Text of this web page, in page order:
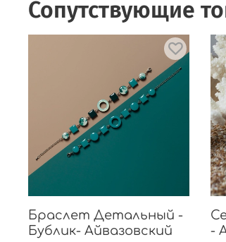
Сопутствующие
Браслет Детальный -
Бублик- Айвазовский
-